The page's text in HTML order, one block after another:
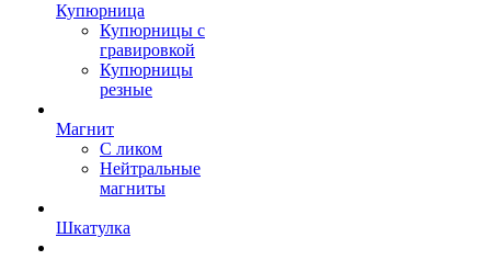
Купюрница
Купюрницы с
гравировкой
Купюрницы
резные
Магнит
С ликом
Нейтральные
магниты
Шкатулка